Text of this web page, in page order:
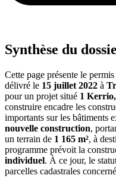
Synthèse du
Cette page présente le
délivré le 15 juillet 2022 à
pour un projet situé 1
construire encadre les
importants sur les bâtiments
nouvelle construction,
un terrain de 1 165 m², à
programme prévoit la
individuel. À ce jour, le
parcelles cadastrales